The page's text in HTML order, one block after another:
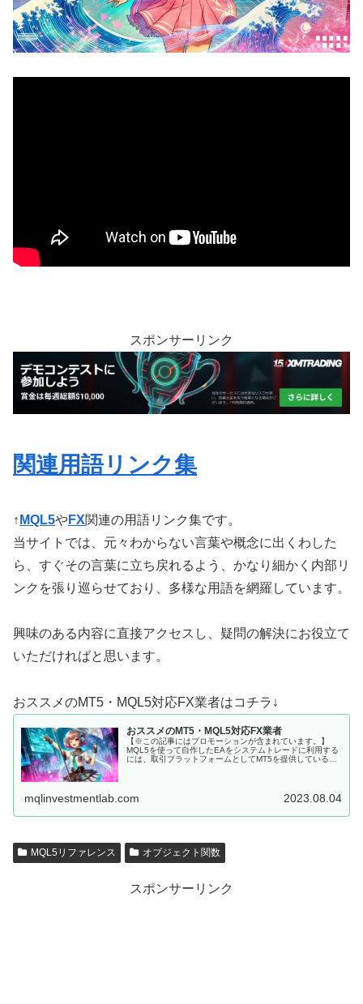
スポンサーリンク
関連用語リンク集
↑ MQL5やFX関連の用語リンク集です。
当サイトでは、元々わからない言葉や概念に出くわした
ら、すぐその言葉に立ち戻れるよう、かなり細かく内部リ
ンクを張り巡らせており、多様な用語を網羅しています。
興味のある内容に直接アクセスし、疑問の解決にお役立て
いただければと思います。
おススメのMT5・MQL5対応FX業者はコチラ↓
おススメのMT5・MQL5対応FX業者
【※この記事にはプロモーションが含まれています。】
MQL5を使って自作したEAをシステムトレードに利用する
には、取引プラットフォームとしてMT5を提供しているFX
mqlinvestmentlab.com 2023.08.04
MQL5リファレンス オブジェクト関数
スポンサーリンク